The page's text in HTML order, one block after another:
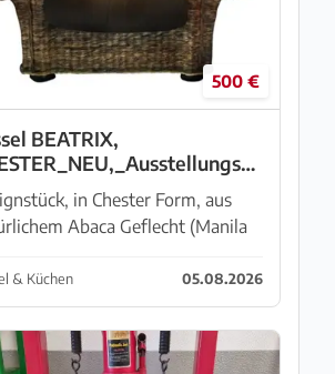
500 €
BEATRIX,
in Chester Form, aus
Abaca Geflecht (Manila
Wasserbüffelleder,
robust, naturfarben, Bezug
sehr
Ei...
& Küchen 05.08.2026